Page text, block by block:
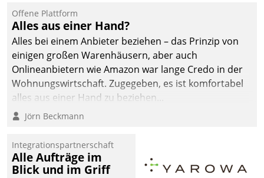
einsehen und ändern
oder
Schadensmeldungen
abgeben – rund um die
Uhr.
Offene Plattform
Alles aus einer Hand?
Alles bei einem Anbieter beziehen – das Prinzip von
einigen großen Warenhäusern, aber auch
Onlineanbietern wie Amazon war lange Credo in der
Wohnungswirtschaft. Zugegeben, es ist komfortabel
alles aus einer Hand zu beziehen...
Jörn Beckmann
Integrationspartnerschaft
Alle Aufträge im
Blick und im Griff